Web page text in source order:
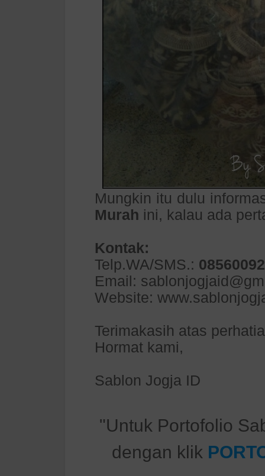
Mungkin itu dulu
Murah ini, kalau ada
Kontak:
Telp.WA/SMS.:
Email:
Website:
Terimakasih atas
Hormat kami,
Sablon Jogja ID
"Untuk Portofolio
dengan klik